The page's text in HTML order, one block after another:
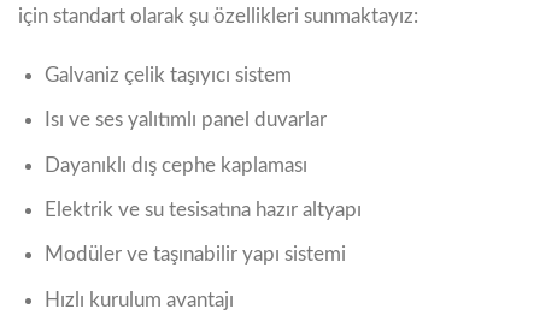
için standart olarak şu özellikleri sunmaktayız:
Galvaniz çelik taşıyıcı sistem
Isı ve ses yalıtımlı panel duvarlar
Dayanıklı dış cephe kaplaması
Elektrik ve su tesisatına hazır altyapı
Modüler ve taşınabilir yapı sistemi
Hızlı kurulum avantajı